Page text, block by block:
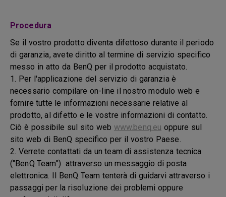
Procedura
Se il vostro prodotto diventa difettoso durante il periodo
di garanzia, avete diritto al termine di servizio specifico
messo in atto da BenQ per il prodotto acquistato.
1. Per l'applicazione del servizio di garanzia è
necessario compilare on-line il nostro modulo web e
fornire tutte le informazioni necessarie relative al
prodotto, al difetto e le vostre informazioni di contatto.
Ciò è possibile sul sito web www.benq.eu oppure sul
sito web di BenQ specifico per il vostro Paese.
2. Verrete contattati da un team di assistenza tecnica
("BenQ Team") attraverso un messaggio di posta
elettronica. Il BenQ Team tenterà di guidarvi attraverso i
passaggi per la risoluzione dei problemi oppure